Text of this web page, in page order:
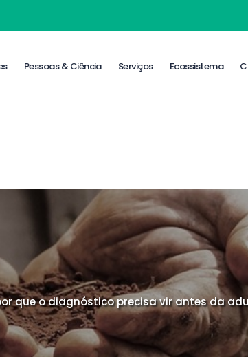
Pessoas & Ciência Serviços Ecossistema
que o diagnóstico precisa vir antes da